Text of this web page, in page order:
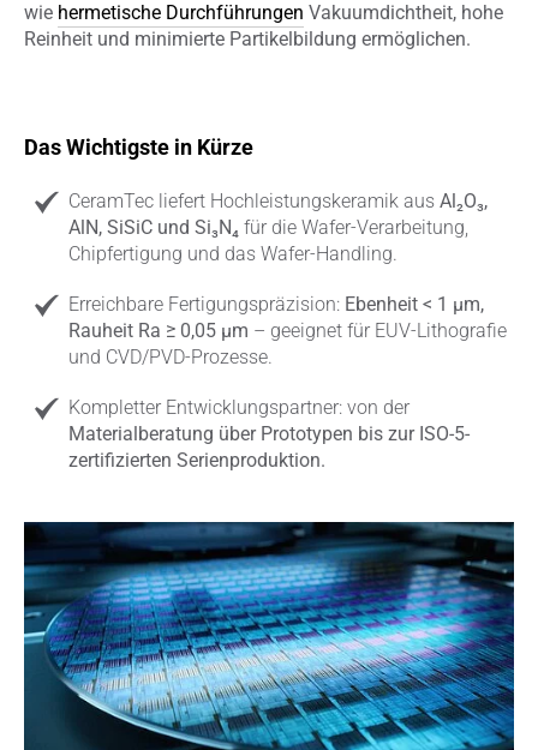
wie hermetische Durchführungen Vakuumdichtheit, hohe
Reinheit und minimierte Partikelbildung ermöglichen.
Das Wichtigste in Kürze
CeramTec liefert Hochleistungskeramik aus Al₂O₃,
AlN, SiSiC und Si₃N₄ für die Wafer-Verarbeitung,
Chipfertigung und das Wafer-Handling.
Erreichbare Fertigungspräzision: Ebenheit < 1 μm,
Rauheit Ra ≥ 0,05 μm – geeignet für EUV-Lithografie
und CVD/PVD-Prozesse.
Kompletter Entwicklungspartner: von der
Materialberatung über Prototypen bis zur ISO-5-
zertifizierten Serienproduktion.